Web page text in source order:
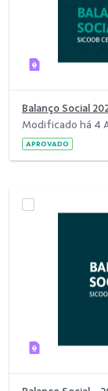
Balanço Social
Modificado há 4
APROVADO